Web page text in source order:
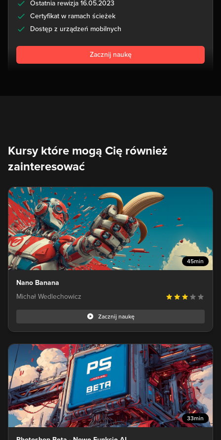
Ostatnia rewizja 16.05.2023
Certyfikat w ramach ścieżek
Dostęp z urządzeń mobilnych
Zacznij naukę
Kursy które mogą Cię również
zainteresować
45min
Nano Banana
Michał Wedlechowicz
Zacznij naukę
33min